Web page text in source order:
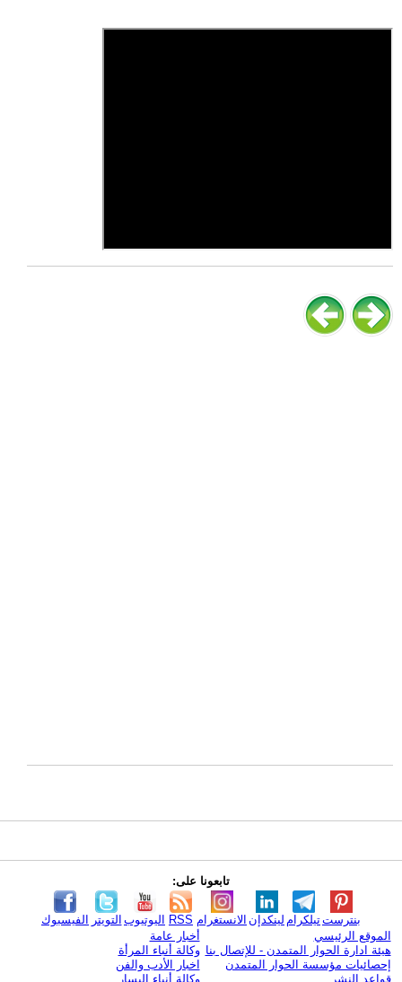
تابعونا على:
الفيسبوك التويتر اليوتيوب RSS الانستغرام لينكدإن تيلكرامبنترست
الموقع الرئيسي
هيئة ادارة الحوار المتمدن - للإتصال بنا
إحصائيات مؤسسة الحوار المتمدن
قواعد النشر
أخبار عامة
وكالة أنباء المرأة
اخبار الأدب والفن
وكالة أنباء اليسار